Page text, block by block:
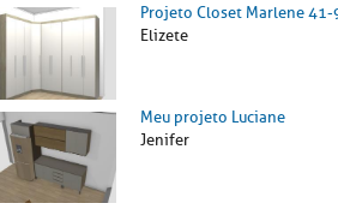
Projeto Closet Marlene
Elizete
Meu projeto Luciane
Jenifer